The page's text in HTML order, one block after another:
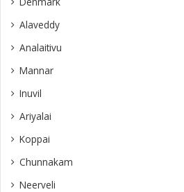
Alaveddy
Analaitivu
Mannar
Inuvil
Ariyalai
Koppai
Chunnakam
Neerveli